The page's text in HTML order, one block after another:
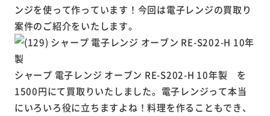
ンジを使って作っています！今回は電子レンジの買取り
案件のご紹介をいたします。
シャープ 電子レンジ オーブン RE-S202-H 10年製 を
1500円にて買取りいたしました。電子レンジって本当
にいろいろ役に立ちますよね！料理を作ることもでき、